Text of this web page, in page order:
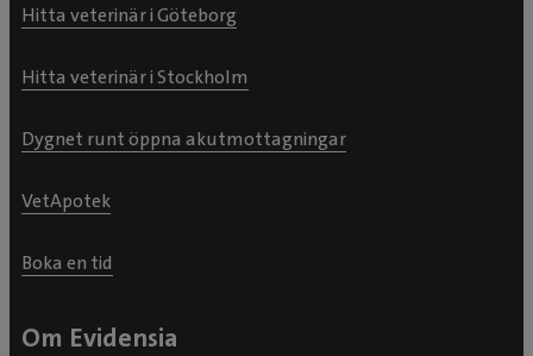
Hitta veterinär i Göteborg
Hitta veterinär i Stockholm
Dygnet runt öppna akutmottagningar
VetApotek
Boka en tid
Om Evidensia